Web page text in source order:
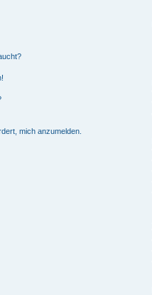
mich anzumelden.